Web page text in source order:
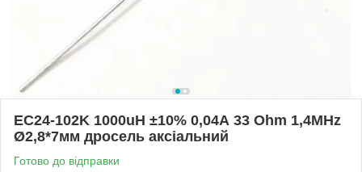
EC24-102K 1000uH ±10% 0,04A 33 Ohm 1,4MHz
Ø2,8*7мм дросель аксіальний
Готово до відправки